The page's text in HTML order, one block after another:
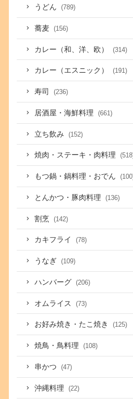
うどん (789)
蕎麦 (156)
カレー（和、洋、欧） (314)
カレー（エスニック） (191)
寿司 (236)
居酒屋・海鮮料理 (661)
立ち飲み (152)
焼肉・ステーキ・肉料理
もつ鍋・鍋料理・おでん
とんかつ・豚肉料理 (136)
割烹 (142)
カキフライ (78)
うなぎ (109)
ハンバーグ (206)
オムライス (73)
お好み焼き・たこ焼き (125)
焼鳥・鳥料理 (108)
串かつ (47)
沖縄料理 (22)